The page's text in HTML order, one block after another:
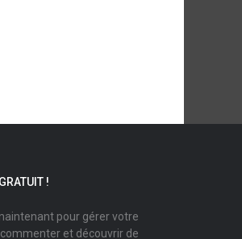
!
pour gérer votre
et découvrir de